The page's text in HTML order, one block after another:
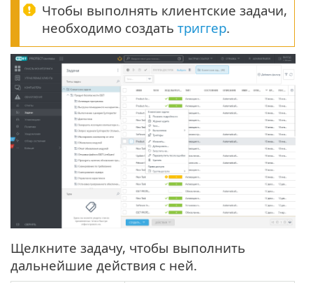
Чтобы выполнять клиентские задачи,
необходимо создать триггер.
Щелкните задачу, чтобы выполнить
дальнейшие действия с ней.